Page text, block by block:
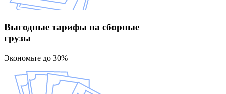
Выгодные тарифы на сборные
грузы
Экономьте до 30%